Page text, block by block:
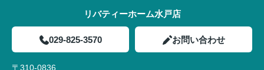
リバティーホーム水戸店
029-825-3570 お問い合わせ
〒310-0836